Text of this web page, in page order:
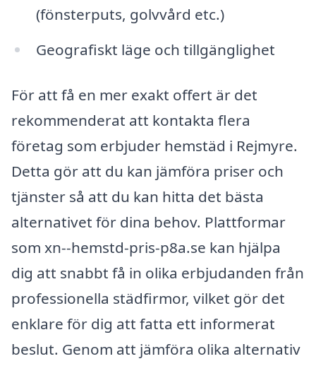
(fönsterputs, golvvård etc.)
Geografiskt läge och tillgänglighet
För att få en mer exakt offert är det
rekommenderat att kontakta flera
företag som erbjuder hemstäd i Rejmyre.
Detta gör att du kan jämföra priser och
tjänster så att du kan hitta det bästa
alternativet för dina behov. Plattformar
som xn--hemstd-pris-p8a.se kan hjälpa
dig att snabbt få in olika erbjudanden från
professionella städfirmor, vilket gör det
enklare för dig att fatta ett informerat
beslut. Genom att jämföra olika alternativ